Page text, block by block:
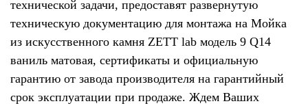
технической задачи, предоставят развернутую
техническую документацию для монтажа на Мойка
из искусственного камня ZETT lab модель 9 Q14
ваниль матовая, сертификаты и официальную
гарантию от завода производителя на гарантийный
срок эксплуатации при продаже. Ждем Ваших